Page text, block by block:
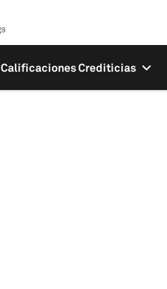
Calificaciones Crediticias